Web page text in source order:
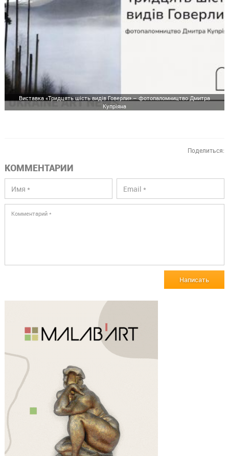
Виставка «Тридцять шість видів Говерли» – фотопаломництво Дмитра
Купріяна
Поделиться:
КОММЕНТАРИИ
Написать